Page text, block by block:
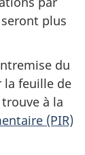
plus
du
la feuille de
à la
(PIR)